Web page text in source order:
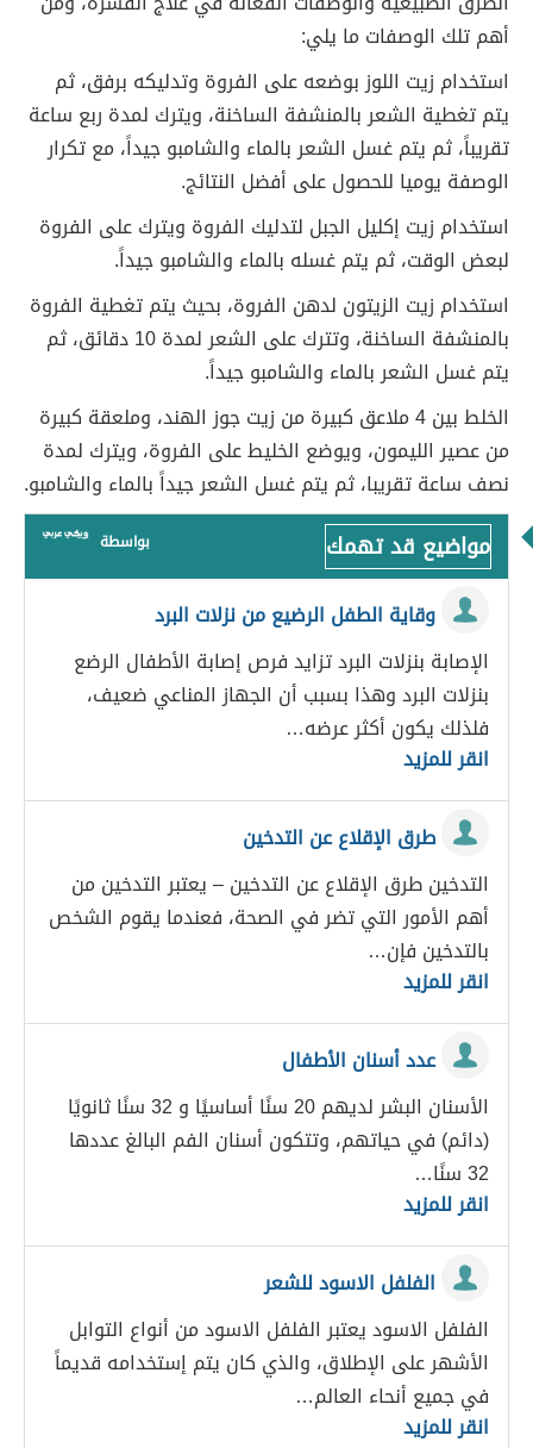
أهم تلك الوصفات ما يلي:
استخدام زيت اللوز بوضعه على الفروة وتدليكه برفق، ثم
يتم تغطية الشعر بالمنشفة الساخنة، ويترك لمدة ربع ساعة
تقريباً، ثم يتم غسل الشعر بالماء والشامبو جيداً، مع تكرار
الوصفة يوميا للحصول على أفضل النتائج.
استخدام زيت إكليل الجبل لتدليك الفروة ويترك على الفروة
لبعض الوقت، ثم يتم غسله بالماء والشامبو جيداً.
استخدام زيت الزيتون لدهن الفروة، بحيث يتم تغطية الفروة
بالمنشفة الساخنة، وتترك على الشعر لمدة 10 دقائق، ثم
يتم غسل الشعر بالماء والشامبو جيداً.
الخلط بين 4 ملاعق كبيرة من زيت جوز الهند، وملعقة كبيرة
من عصير الليمون، ويوضع الخليط على الفروة، ويترك لمدة
نصف ساعة تقريبا، ثم يتم غسل الشعر جيداً بالماء والشامبو.
مواضيع قد تهمك بواسطة
وقاية الطفل الرضيع من نزلات البرد
الإصابة بنزلات البرد تزايد فرص إصابة الأطفال الرضع
بنزلات البرد وهذا بسبب أن الجهاز المناعي ضعيف،
فلذلك يكون أكثر عرضه…
انقر للمزيد
طرق الإقلاع عن التدخين
التدخين طرق الإقلاع عن التدخين – يعتبر التدخين من
أهم الأمور التي تضر في الصحة، فعندما يقوم الشخص
بالتدخين فإن…
انقر للمزيد
عدد أسنان الأطفال
الأسنان البشر لديهم 20 سنًا أساسيًا و 32 سنًا ثانويًا
(دائم) في حياتهم، وتتكون أسنان الفم البالغ عددها
32 سنًا…
انقر للمزيد
الفلفل الاسود للشعر
الفلفل الاسود يعتبر الفلفل الاسود من أنواع التوابل
الأشهر على الإطلاق، والذي كان يتم إستخدامه قديماً
في جميع أنحاء العالم…
انقر للمزيد